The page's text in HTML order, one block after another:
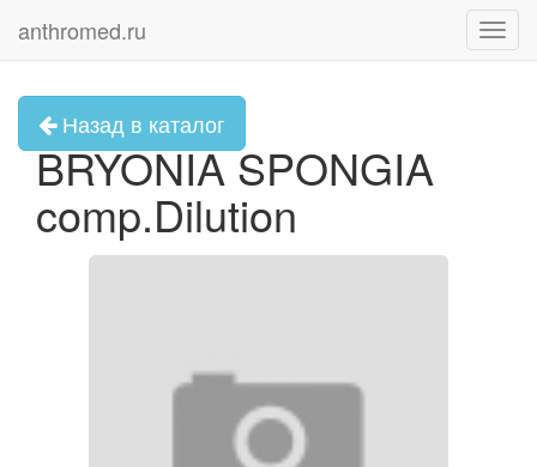
anthromed.ru
Назад в каталог
BRYONIA SPONGIA
comp.Dilution